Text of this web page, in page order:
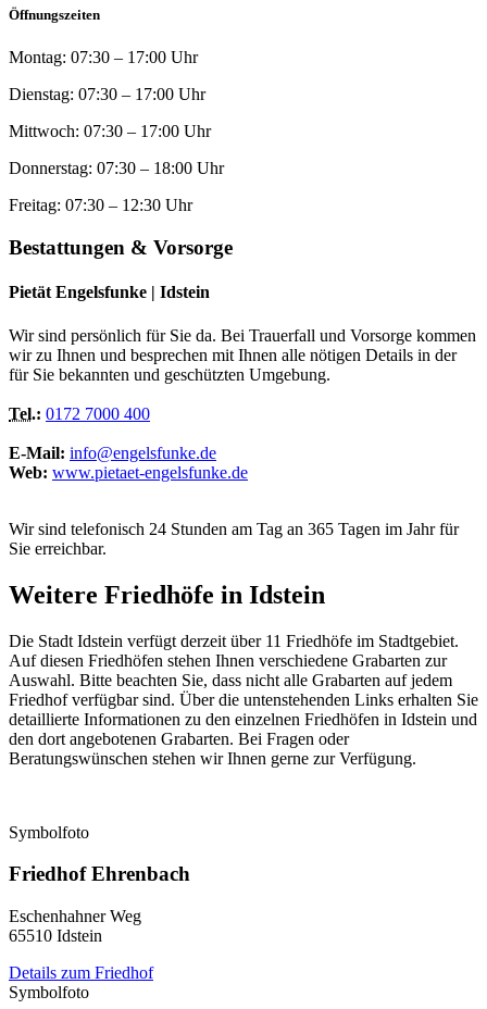
Öffnungszeiten
Montag: 07:30 – 17:00 Uhr
Dienstag: 07:30 – 17:00 Uhr
Mittwoch: 07:30 – 17:00 Uhr
Donnerstag: 07:30 – 18:00 Uhr
Freitag: 07:30 – 12:30 Uhr
Bestattungen & Vorsorge
Pietät Engelsfunke | Idstein
Wir sind persönlich für Sie da. Bei Trauerfall und Vorsorge kommen
wir zu Ihnen und besprechen mit Ihnen alle nötigen Details in der
für Sie bekannten und geschützten Umgebung.
Tel.: 0172 7000 400
E-Mail: info@engelsfunke.de
Web: www.pietaet-engelsfunke.de
Wir sind telefonisch 24 Stunden am Tag an 365 Tagen im Jahr für
Sie erreichbar.
Weitere Friedhöfe in Idstein
Die Stadt Idstein verfügt derzeit über 11 Friedhöfe im Stadtgebiet.
Auf diesen Friedhöfen stehen Ihnen verschiedene Grabarten zur
Auswahl. Bitte beachten Sie, dass nicht alle Grabarten auf jedem
Friedhof verfügbar sind. Über die untenstehenden Links erhalten Sie
detaillierte Informationen zu den einzelnen Friedhöfen in Idstein und
den dort angebotenen Grabarten. Bei Fragen oder
Beratungswünschen stehen wir Ihnen gerne zur Verfügung.
Symbolfoto
Friedhof Ehrenbach
Eschenhahner Weg
65510 Idstein
Details zum Friedhof
Symbolfoto